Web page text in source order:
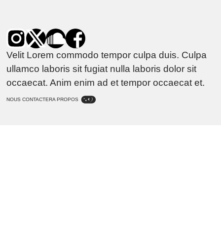
Velit Lorem commodo tempor culpa duis. Culpa
ullamco laboris sit fugiat nulla laboris dolor sit
occaecat. Anim enim ad et tempor occaecat et.
NOUS CONTACTERA PROPOS